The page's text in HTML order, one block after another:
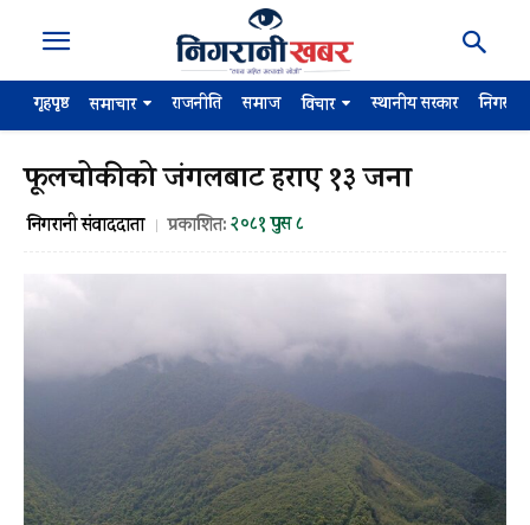
गृहपृष्ठ समाचार राजनीति समाज विचार स्थानीय सरकार
फूलचोकीको जंगलबाट हराए १३ जना
निगरानी संवाददाता प्रकाशित:२०८१ पुस ८